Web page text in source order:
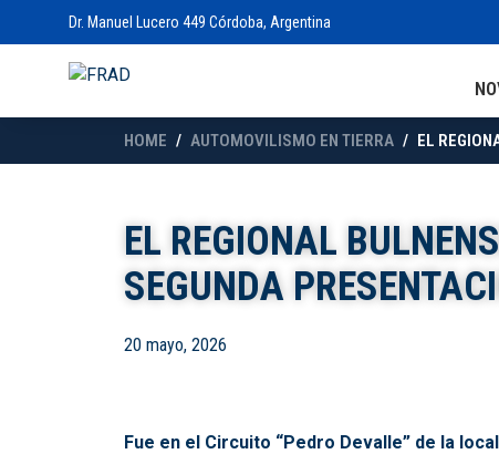
Dr. Manuel Lucero 449 Córdoba, Argentina
HOME AUTOMOVILISMO EN TIERRA EL
EL REGIONAL
SEGUNDA
20 mayo, 2026
Fue en el Circuito “Pedro Devalle” de la